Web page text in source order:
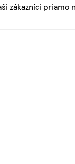
zákazníci priamo